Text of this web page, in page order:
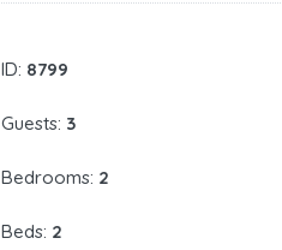
ID: 8799
Guests: 3
Bedrooms: 2
Beds: 2